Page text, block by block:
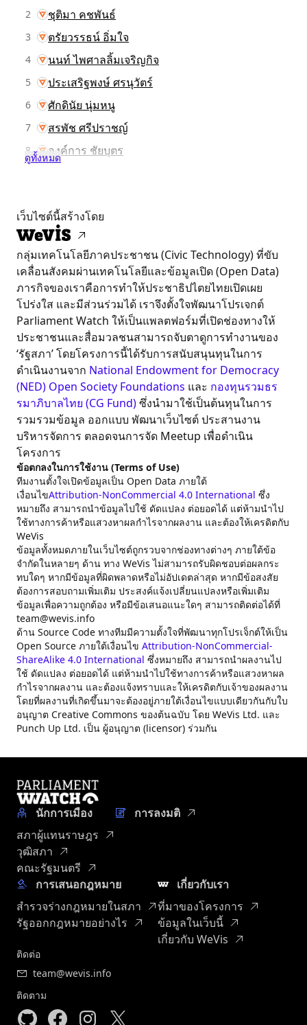
2 ชุติมา คชพันธ์
3 ตรัยวรรธน์ อิ่มใจ
4 นนท์ ไพศาลลิ้มเจริญกิจ
5 ประเสริฐพงษ์ ศรนุวัตร์
6 ศักดินัย นุ่มหนู
7 สรพัช ศรีปราชญ์
8 องค์การ ชัยบุตร
ดูทั้งหมด
เว็บไซต์นี้สร้างโดย
กลุ่มเทคโนโลยีภาคประชาชน (Civic Technology) ที่ขับ
เคลื่อนสังคมผ่านเทคโนโลยีและข้อมูลเปิด (Open Data)
ภารกิจของเราคือการทำให้ประชาธิปไตยไทยเปิดเผย
โปร่งใส และมีส่วนร่วมได้ เราจึงตั้งใจพัฒนาโปรเจกต์
Parliament Watch ให้เป็นแพลตฟอร์มที่เปิดช่องทางให้
ประชาชนและสื่อมวลชนสามารถจับตาดูการทำงานของ
‘รัฐสภา’ โดยโครงการนี้ได้รับการสนับสนุนทุนในการ
ดำเนินงานจาก National Endowment for Democracy
(NED) Open Society Foundations และ กองทุนรวมธร
รมาภิบาลไทย (CG Fund)ซึ่งนำมาใช้เป็นต้นทุนในการ
รวมรวมข้อมูล ออกแบบ พัฒนาเว็บไซต์ ประสานงาน
บริหารจัดการ ตลอดจนการจัด Meetup เพื่อดำเนิน
โครงการ
ข้อตกลงในการใช้งาน (Terms of Use)
ทีมงานตั้งใจเปิดข้อมูลเป็น Open Data ภายใต้
เงื่อนไขAttribution-NonCommercial 4.0 International ซึ่ง
หมายถึง สามารถนำข้อมูลไปใช้ ดัดแปลง ต่อยอดได้ แต่ห้ามนำไป
ใช้ทางการค้าหรือแสวงหาผลกำไรจากผลงาน และต้องให้เครดิตกับ
WeVis
ข้อมูลทั้งหมดภายในเว็บไซต์ถูกรวบจากช่องทางต่างๆ ภายใต้ข้อ
จำกัดในหลายๆ ด้าน ทาง WeVis ไม่สามารถรับผิดชอบต่อผลกระ
ทบใดๆ หากมีข้อมูลที่ผิดพลาดหรือไม่อัปเดตล่าสุด หากมีข้อสงสัย
ต้องการสอบถามเพิ่มเติม ประสงค์แจ้งเปลี่ยนแปลงหรือเพิ่มเติม
ข้อมูลเพื่อความถูกต้อง หรือมีข้อเสนอแนะใดๆ สามารถติดต่อได้ที่
team@wevis.info
ด้าน Source Code ทางทีมมีความตั้งใจที่พัฒนาทุกโปรเจ็กต์ให้เป็น
Open Source ภายใต้เงื่อนไข Attribution-NonCommercial-
ShareAlike 4.0 International ซึ่งหมายถึง สามารถนำผลงานไป
ใช้ ดัดแปลง ต่อยอดได้ แต่ห้ามนำไปใช้ทางการค้าหรือแสวงหาผล
กำไรจากผลงาน และต้องแจ้งทราบและให้เครดิตกับเจ้าของผลงาน
โดยที่ผลงานที่เกิดขึ้นมาจะต้องอยู่ภายใต้เงื่อนไขแบบเดียวกันกับใบ
อนุญาต Creative Commons ของต้นฉบับ โดย WeVis Ltd. และ
Punch Up Ltd. เป็น ผู้อนุญาต (licensor) ร่วมกัน
นักการเมือง
สภาผู้แทนราษฎร
วุฒิสภา
คณะรัฐมนตรี
การลงมติ
การเสนอกฎหมาย
สำรวจร่างกฎหมายในสภา
รัฐออกกฎหมายอย่างไร
เกี่ยวกับเรา
ที่มาของโครงการ
ข้อมูลในเว็บนี้
เกี่ยวกับ WeVis
ติดต่อ
team@wevis.info
ติดตาม